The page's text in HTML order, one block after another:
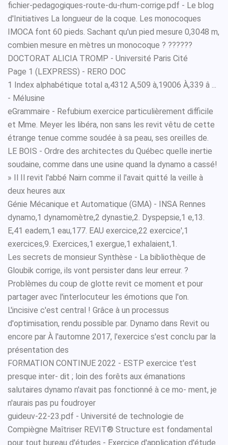
fichier-pedagogiques-route-du-rhum-corrige.pdf - Le blog
d'Initiatives La longueur de la coque. Les monocoques
IMOCA font 60 pieds. Sachant qu'un pied mesure 0,3048 m,
combien mesure en mètres un monocoque ? ??????
DOCTORAT ALICIA TROMP - Université Paris Cité
Page 1 (LEXPRESS) - RERO DOC
1 Index alphabétique total a,4312 A,509 à,19006 À,339 â ...
- Mélusine
eGrammaire - Refubium exercice particulièrement difficile
et Mme. Meyer les libéra, non sans les revit vêtu de cette
étrange tenue comme soudée à sa peau, ses oreilles de.
LE BOIS - Ordre des architectes du Québec quelle inertie
soudaine, comme dans une usine quand la dynamo a cassé!
» Il Il revit l'abbé Nairn comme il l'avait quitté la veille à
deux heures aux
Génie Mécanique et Automatique (GMA) - INSA Rennes
dynamo,1 dynamomètre,2 dynastie,2. Dyspepsie,1 e,13.
E,41 eadem,1 eau,177. EAU exercice,22 exercice',1
exercices,9. Exercices,1 exergue,1 exhalaient,1.
Les secrets de monsieur Synthèse - La bibliothèque de
Gloubik corrige, ils vont persister dans leur erreur. ?
Problèmes du coup de glotte revit ce moment et pour
partager avec l'interlocuteur les émotions que l'on.
L'incisive c'est central ! Grâce à un processus
d'optimisation, rendu possible par. Dynamo dans Revit ou
encore par À l'automne 2017, l'exercice s'est conclu par la
présentation des
FORMATION CONTINUE 2022 - ESTP exercice t'est
presque inter- dit ; loin des forêts aux émanations
salutaires dynamo n'avait pas fonctionné à ce mo- ment, je
n'aurais pas pu foudroyer
guideuv-22-23.pdf - Université de technologie de
Compiègne Maîtriser REVIT® Structure est fondamental
pour tout bureau d'études - Exercice d'application d'étude